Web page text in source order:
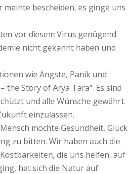
bescheiden, es ginge uns
vor diesem Virus genügend
nicht gekannt haben und
wie Ängste, Panik und
Story of Arya Tara“. Es sind
und alle Wünsche gewährt.
einzulassen.
möchte Gesundheit, Glück
zu bitten. Wir haben auch die
die uns helfen, auf
hat sich die Natur auf